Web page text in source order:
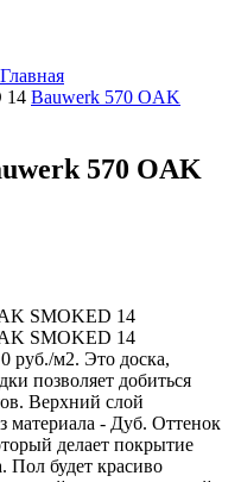
Главная
14 Bauwerk 570 OAK
570 OAK
SMOKED 14
SMOKED 14
руб./м2. Это доска,
позволяет добиться
Верхний слой
материала - Дуб. Оттенок
делает покрытие
Пол будет красиво